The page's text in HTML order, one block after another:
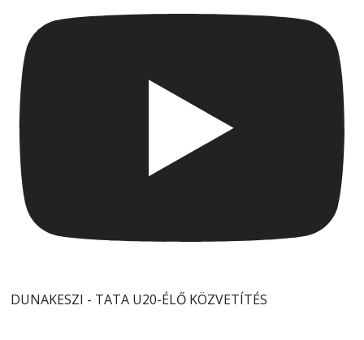
DUNAKESZI - TATA U20-ÉLŐ KÖZVETÍTÉS